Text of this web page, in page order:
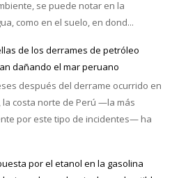
se puede notar en la
como en el suelo, en dond...
de los derrames de petróleo
dañando el mar peruano
después del derrame ocurrido en
la costa norte de Perú —la más
por este tipo de incidentes— ha
por el etanol en la gasolina